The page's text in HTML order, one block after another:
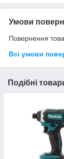
Умови
Повернення
Всі умови
Подібні